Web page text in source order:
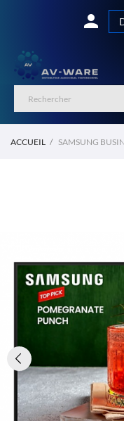

ACCUEIL SAMSUNG